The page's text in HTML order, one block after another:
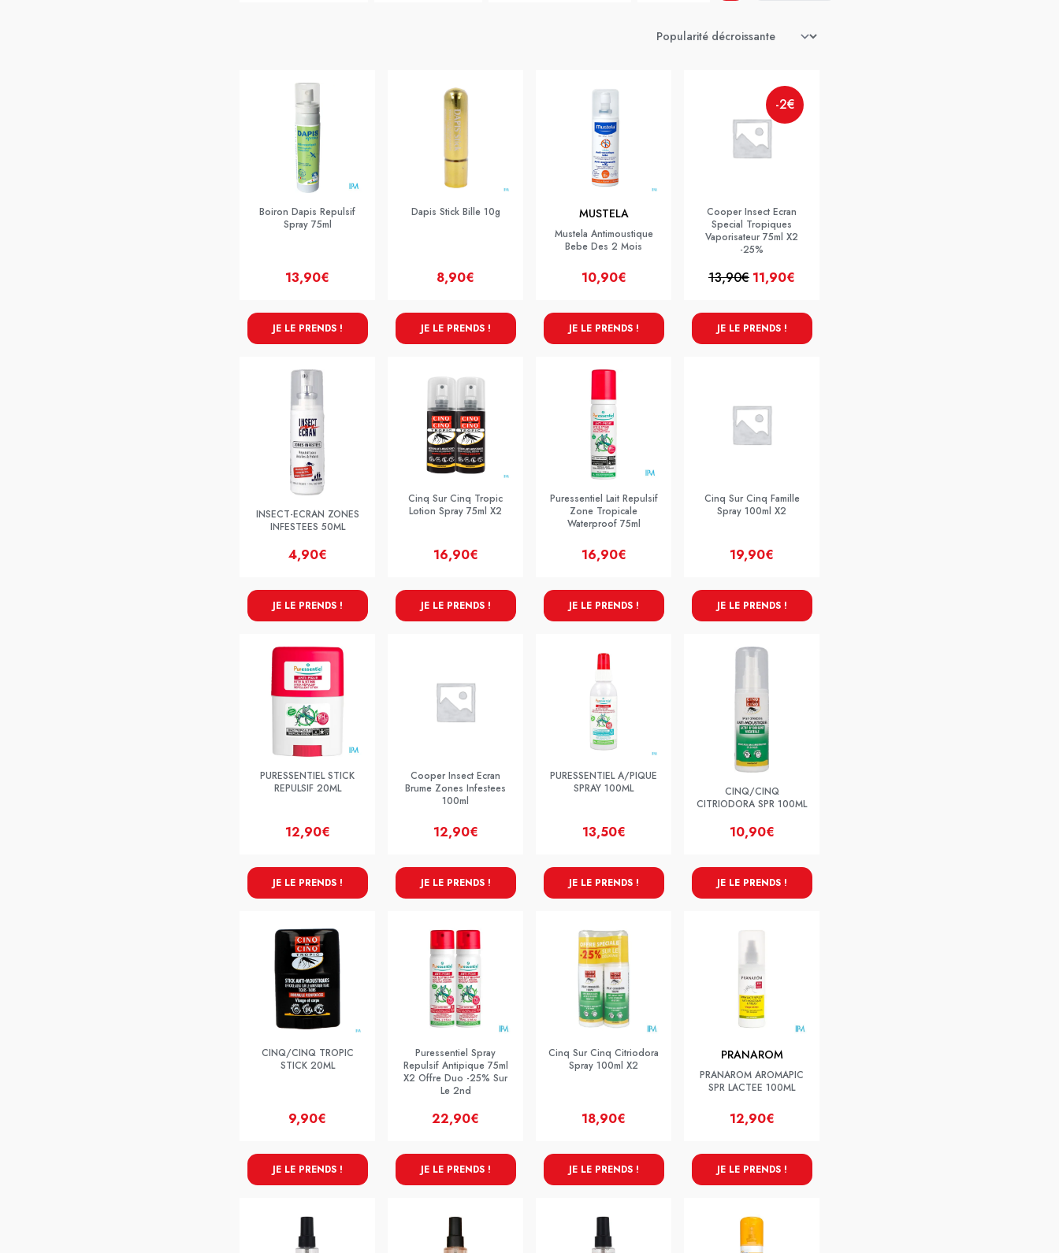
Boiron Dapis Repulsif
Spray 75ml
13,90€
JE LE PRENDS !
Dapis Stick Bille 10g
8,90€
JE LE PRENDS !
MUSTELA
Mustela Antimoustique
Bebe Des 2 Mois
10,90€
JE LE PRENDS !
-2€
Cooper Insect Ecran
Special Tropiques
Vaporisateur 75ml X2
-25%
13,90€ 11,90€
JE LE PRENDS !
INSECT-ECRAN ZONES
INFESTEES 50ML
4,90€
JE LE PRENDS !
Cinq Sur Cinq Tropic
Lotion Spray 75ml X2
16,90€
JE LE PRENDS !
Puressentiel Lait Repulsif
Zone Tropicale
Waterproof 75ml
16,90€
JE LE PRENDS !
Cinq Sur Cinq Famille
Spray 100ml X2
19,90€
JE LE PRENDS !
PURESSENTIEL STICK
REPULSIF 20ML
12,90€
JE LE PRENDS !
Cooper Insect Ecran
Brume Zones Infestees
100ml
12,90€
JE LE PRENDS !
PURESSENTIEL A/PIQUE
SPRAY 100ML
13,50€
JE LE PRENDS !
CINQ/CINQ
CITRIODORA SPR 100ML
10,90€
JE LE PRENDS !
CINQ/CINQ TROPIC
STICK 20ML
9,90€
JE LE PRENDS !
Puressentiel Spray
Repulsif Antipique 75ml
X2 Offre Duo -25% Sur
Le 2nd
22,90€
JE LE PRENDS !
Cinq Sur Cinq Citriodora
Spray 100ml X2
18,90€
JE LE PRENDS !
PRANAROM
PRANAROM AROMAPIC
SPR LACTEE 100ML
12,90€
JE LE PRENDS !